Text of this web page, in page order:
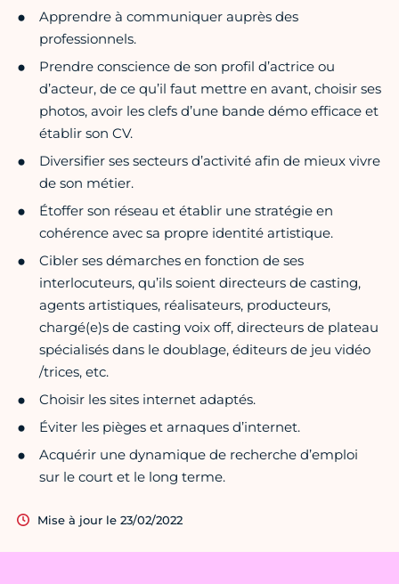
Apprendre à communiquer auprès des
professionnels.
Prendre conscience de son profil d’actrice ou
d’acteur, de ce qu’il faut mettre en avant, choisir ses
photos, avoir les clefs d’une bande démo efficace et
établir son CV.
Diversifier ses secteurs d’activité afin de mieux vivre
de son métier.
Étoffer son réseau et établir une stratégie en
cohérence avec sa propre identité artistique.
Cibler ses démarches en fonction de ses
interlocuteurs, qu’ils soient directeurs de casting,
agents artistiques, réalisateurs, producteurs,
chargé(e)s de casting voix off, directeurs de plateau
spécialisés dans le doublage, éditeurs de jeu vidéo
/trices, etc.
Choisir les sites internet adaptés.
Éviter les pièges et arnaques d’internet.
Acquérir une dynamique de recherche d’emploi
sur le court et le long terme.
Mise à jour le 23/02/2022